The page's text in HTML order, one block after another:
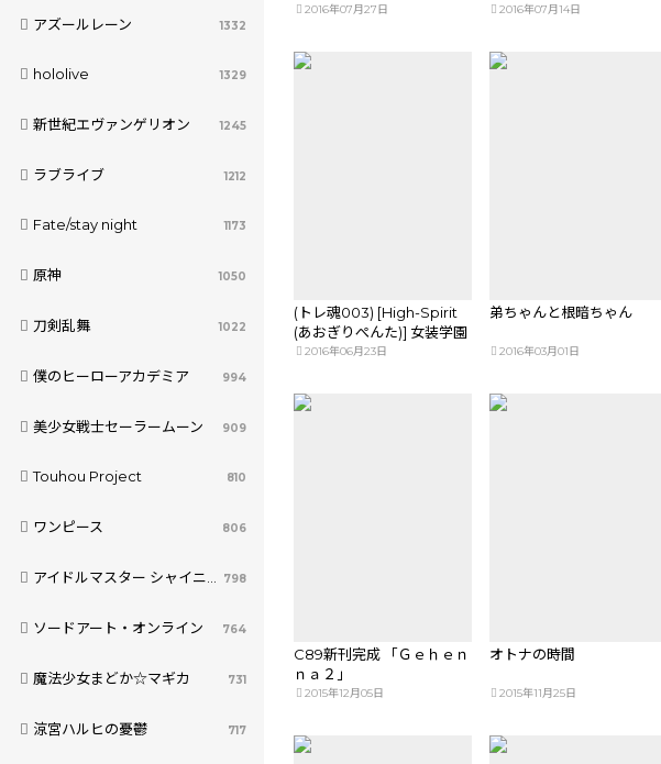
アズールレーン 1332
hololive 1329
新世紀エヴァンゲリオン 1245
ラブライブ 1212
Fate/stay night 1173
原神 1050
刀剣乱舞 1022
僕のヒーローアカデミア 994
美少女戦士セーラームーン 909
Touhou Project 810
ワンピース 806
アイドルマスター シャイニーカラーズ 798
ソードアート・オンライン 764
魔法少女まどか☆マギカ 731
涼宮ハルヒの憂鬱 717
2016年07月27日 2016年07月14日
(トレ魂003) [High-Spirit
(あおぎりぺんた)] 女装学園
(孕)2016年入学案内(仮) [見
2016年06月23日
弟ちゃんと根暗ちゃん
2016年03月01日
C89新刊完成 「Ｇｅｈｅｎ
ｎａ２」
2015年12月05日
オトナの時間
2015年11月25日